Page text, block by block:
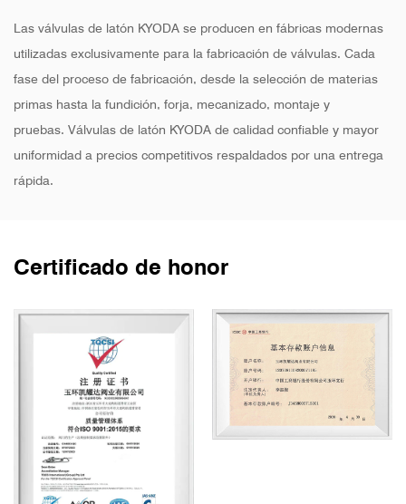
Las válvulas de latón KYODA se producen en fábricas modernas
utilizadas exclusivamente para la fabricación de válvulas. Cada
fase del proceso de fabricación, desde la selección de materias
primas hasta la fundición, forja, mecanizado, montaje y
pruebas. Válvulas de latón KYODA de calidad confiable y mayor
uniformidad a precios competitivos respaldados por una entrega
rápida.
Certificado de honor